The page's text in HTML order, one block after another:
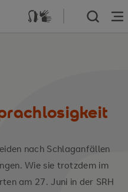
nach Schlaganfällen
Wie sie trotzdem im
am 27. Juni in der SRH